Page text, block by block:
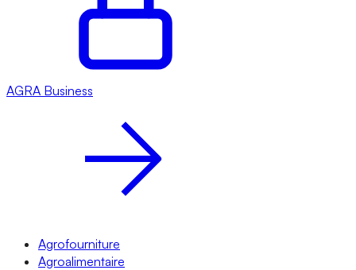
AGRA Business
Agrofourniture
Agroalimentaire